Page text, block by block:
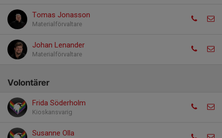
Tomas Jonasson
Materialförvaltare
Johan Lenander
Materialförvaltare
Volontärer
Frida Söderholm
Kioskansvarig
Susanne Olla